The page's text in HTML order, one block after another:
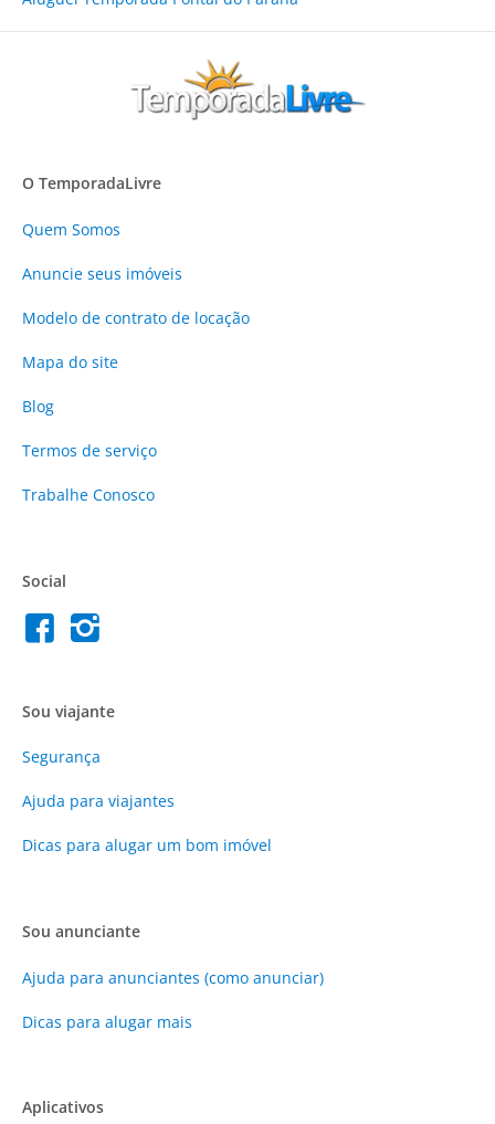
O TemporadaLivre
Quem Somos
Anuncie seus imóveis
Modelo de contrato de locação
Mapa do site
Blog
Termos de serviço
Trabalhe Conosco
Social
Sou viajante
Segurança
Ajuda para viajantes
Dicas para alugar um bom imóvel
Sou anunciante
Ajuda para anunciantes (como anunciar)
Dicas para alugar mais
Aplicativos